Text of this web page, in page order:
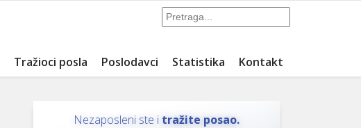
Tražioci posla Poslodavci Statistika Kontakt
Nezaposleni ste i tražite posao.